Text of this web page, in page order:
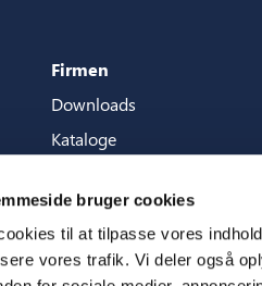
bruger cookies
til at tilpasse vores
vores trafik. Vi deler også
Firmen
Downloads
Kataloge
Content store guide
3D Dateien
Press